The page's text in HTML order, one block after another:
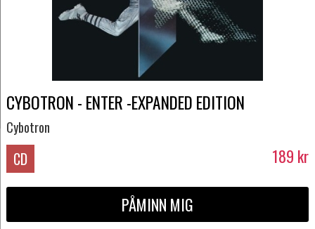
CYBOTRON - ENTER -EXPANDED EDITION
Cybotron
CD 189 kr
PÅMINN MIG